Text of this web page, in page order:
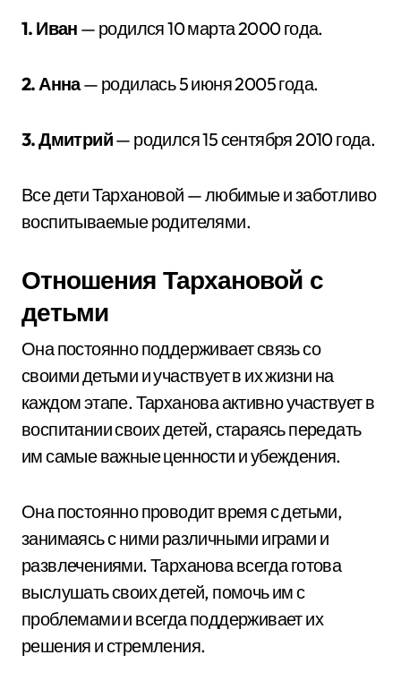
1. Иван — родился 10 марта 2000 года.
2. Анна— родилась 5 июня 2005 года.
3. Дмитрий— родился 15 сентября 2010 года.
Все дети Тархановой — любимые и заботливо
воспитываемые родителями.
Отношения Тархановой с
детьми
Она постоянно поддерживает связь со
своими детьми и участвует в их жизни на
каждом этапе. Тарханова активно участвует в
воспитании своих детей, стараясь передать
им самые важные ценности и убеждения.
Она постоянно проводит время с детьми,
занимаясь с ними различными играми и
развлечениями. Тарханова всегда готова
выслушать своих детей, помочь им с
проблемами и всегда поддерживает их
решения и стремления.